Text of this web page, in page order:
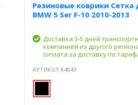
Резиновые коврики Сетка
BMW 5 Ser F-10 2010-2013
Доставка 3-5 дней
компанией из другого
(оплата за доставку по
АРТИКУЛ 84843